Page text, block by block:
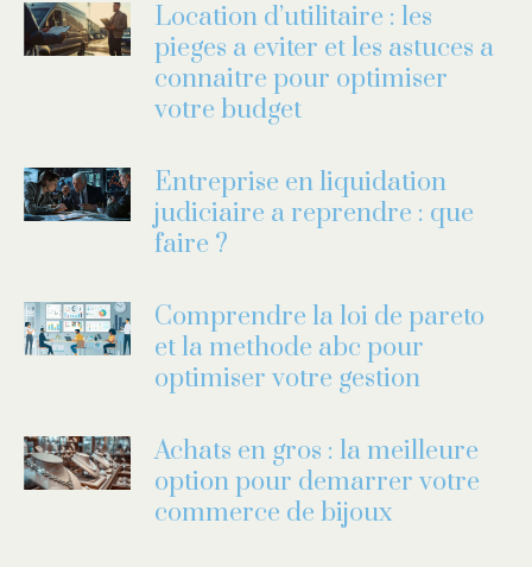
Location d’utilitaire : les
pieges a eviter et les astuces a
connaitre pour optimiser
votre budget
Entreprise en liquidation
judiciaire a reprendre : que
faire ?
Comprendre la loi de pareto
et la methode abc pour
optimiser votre gestion
Achats en gros : la meilleure
option pour demarrer votre
commerce de bijoux